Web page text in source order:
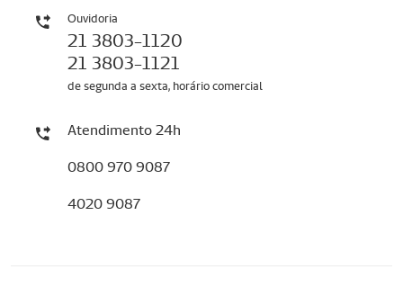
Ouvidoria
21 3803-1120
21 3803-1121
de segunda a sexta, horário comercial
Atendimento 24h
0800 970 9087
4020 9087